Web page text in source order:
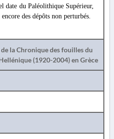
date du Paléolithique Supérieur,
des dépôts non perturbés.
la Chronique des fouilles du
(1920-2004) en Grèce